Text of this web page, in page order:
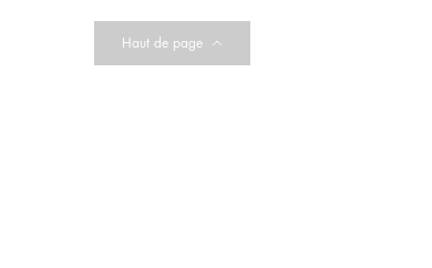
Haut de page